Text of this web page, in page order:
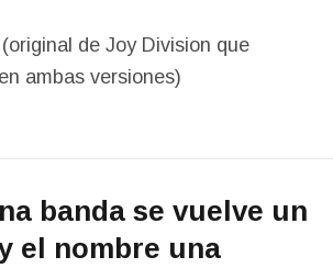
de Joy Division que
ambas versiones)
banda se vuelve un
el nombre una